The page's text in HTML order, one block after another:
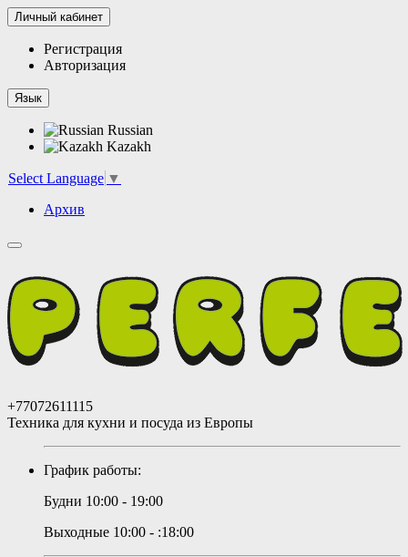
Личный кабинет
Регистрация
Авторизация
Язык
Russian
Kazakh
Select Language ▼
Архив
+77072611115
Техника для кухни и посуда из Европы
График работы:
Будни 10:00 - 19:00
Выходные 10:00 - :18:00